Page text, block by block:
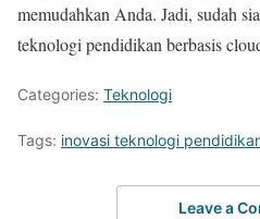
memudahkan Anda. Jadi, sudah
teknologi pendidikan berbasis
Categories: Teknologi
Tags: inovasi teknologi
Leave a